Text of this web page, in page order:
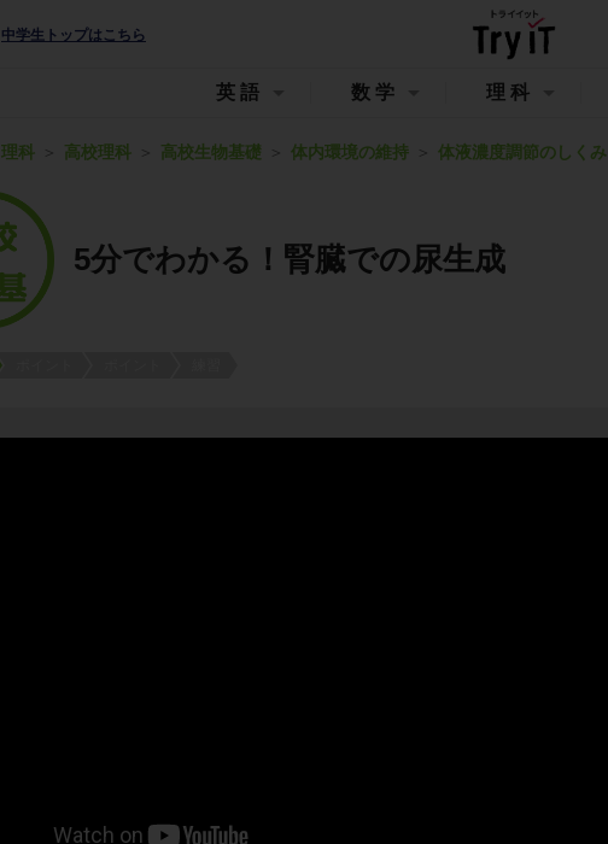
中学生トップはこちら
英語 数学 理科
理科 高校理科 高校生物基礎 体内環境の維持 体液濃度調節のしくみ
5分でわかる！腎臓での尿生成